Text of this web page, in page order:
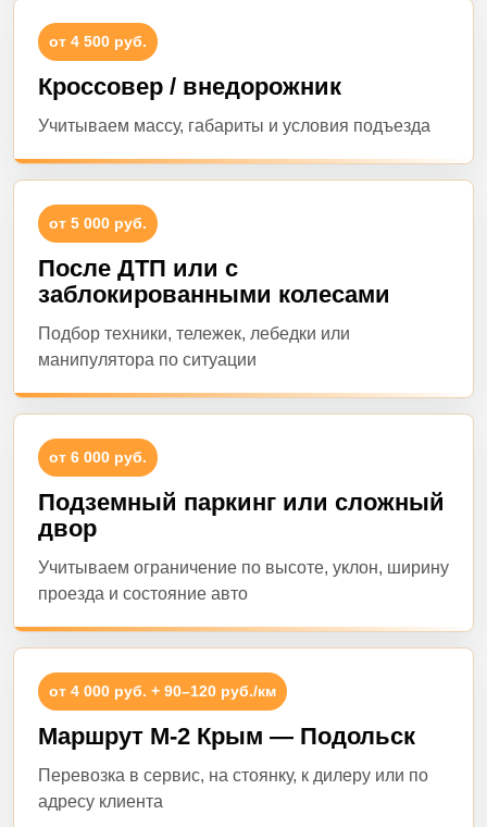
от 4 500 руб.
Кроссовер / внедорожник
Учитываем массу, габариты и условия подъезда
от 5 000 руб.
После ДТП или с
заблокированными колесами
Подбор техники, тележек, лебедки или
манипулятора по ситуации
от 6 000 руб.
Подземный паркинг или сложный
двор
Учитываем ограничение по высоте, уклон, ширину
проезда и состояние авто
от 4 000 руб. + 90–120 руб./км
Маршрут М-2 Крым — Подольск
Перевозка в сервис, на стоянку, к дилеру или по
адресу клиента